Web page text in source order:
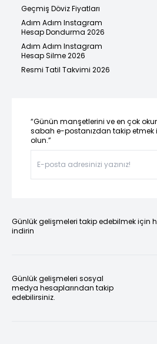
Geçmiş Döviz Fiyatları
Adım Adım Instagram
Hesap Dondurma 2026
Adım Adım Instagram
Hesap Silme 2026
Resmi Tatil Takvimi 2026
“Günün manşetlerini ve en çok
sabah e-postanızdan takip etmek
olun.”
Günlük gelişmeleri takip edebilmek için
indirin
Günlük gelişmeleri sosyal
medya hesaplarından takip
edebilirsiniz.